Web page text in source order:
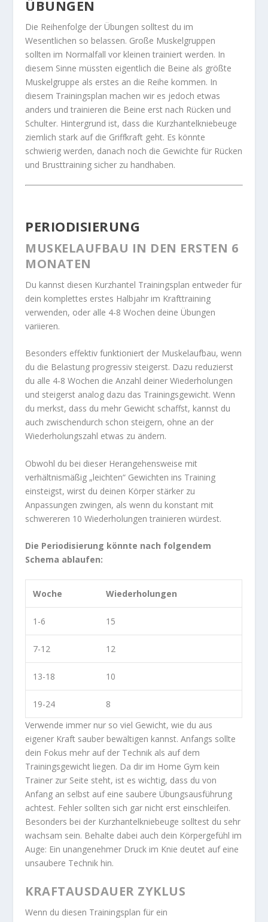
ÜBUNGEN
Die Reihenfolge der Übungen solltest du im
Wesentlichen so belassen. Große Muskelgruppen
sollten im Normalfall vor kleinen trainiert werden. In
diesem Sinne müssten eigentlich die Beine als größte
Muskelgruppe als erstes an die Reihe kommen. In
diesem Trainingsplan machen wir es jedoch etwas
anders und trainieren die Beine erst nach Rücken und
Schulter. Hintergrund ist, dass die Kurzhantelkniebeuge
ziemlich stark auf die Griffkraft geht. Es könnte
schwierig werden, danach noch die Gewichte für Rücken
und Brusttraining sicher zu handhaben.
PERIODISIERUNG
MUSKELAUFBAU IN DEN ERSTEN 6
MONATEN
Du kannst diesen Kurzhantel Trainingsplan entweder für
dein komplettes erstes Halbjahr im Krafttraining
verwenden, oder alle 4-8 Wochen deine Übungen
variieren.
Besonders effektiv funktioniert der Muskelaufbau, wenn
du die Belastung progressiv steigerst. Dazu reduzierst
du alle 4-8 Wochen die Anzahl deiner Wiederholungen
und steigerst analog dazu das Trainingsgewicht. Wenn
du merkst, dass du mehr Gewicht schaffst, kannst du
auch zwischendurch schon steigern, ohne an der
Wiederholungszahl etwas zu ändern.
Obwohl du bei dieser Herangehensweise mit
verhältnismäßig „leichten“ Gewichten ins Training
einsteigst, wirst du deinen Körper stärker zu
Anpassungen zwingen, als wenn du konstant mit
schwereren 10 Wiederholungen trainieren würdest.
Die Periodisierung könnte nach folgendem
Schema ablaufen:
Woche Wiederholungen
1-6 15
7-12 12
13-18 10
19-24
8
Verwende immer nur so viel Gewicht, wie du aus
eigener Kraft sauber bewältigen kannst. Anfangs sollte
dein Fokus mehr auf der Technik als auf dem
Trainingsgewicht liegen. Da dir im Home Gym kein
Trainer zur Seite steht, ist es wichtig, dass du von
Anfang an selbst auf eine saubere Übungsausführung
achtest. Fehler sollten sich gar nicht erst einschleifen.
Besonders bei der Kurzhantelkniebeuge solltest du sehr
wachsam sein. Behalte dabei auch dein Körpergefühl im
Auge: Ein unangenehmer Druck im Knie deutet auf eine
unsaubere Technik hin.
KRAFTAUSDAUER ZYKLUS
Wenn du diesen Trainingsplan für ein